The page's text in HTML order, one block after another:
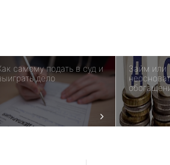
самому подать в суд и
дело
Займ или